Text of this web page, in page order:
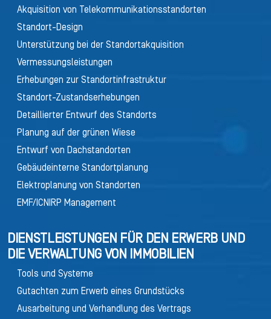
Akquisition von Telekommunikationsstandorten
Standort-Design
Unterstützung bei der Standortakquisition
Vermessungsleistungen
Erhebungen zur Standortinfrastruktur
Standort-Zustandserhebungen
Detaillierter Entwurf des Standorts
Planung auf der grünen Wiese
Entwurf von Dachstandorten
Gebäudeinterne Standortplanung
Elektroplanung von Standorten
EMF/ICNIRP Management
DIENSTLEISTUNGEN FÜR DEN ERWERB UND
DIE VERWALTUNG VON IMMOBILIEN
Tools und Systeme
Gutachten zum Erwerb eines Grundstücks
Ausarbeitung und Verhandlung des Vertrags